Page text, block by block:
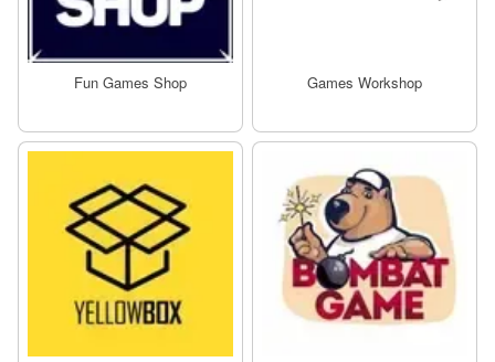
Fun Games Shop Games Workshop